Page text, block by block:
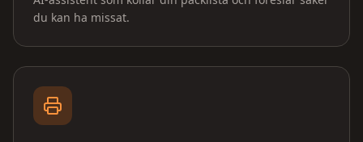
du kan ha missat.